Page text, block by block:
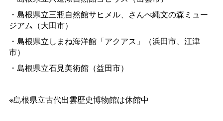
・島根県立三瓶自然館サヒメル、さんべ縄文の森ミュー
ジアム（大田市）
・島根県立しまね海洋館「アクアス」（浜田市、江津
市）
・島根県立石見美術館（益田市）
※島根県立古代出雲歴史博物館は休館中